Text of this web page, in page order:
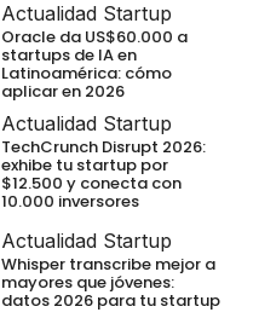
Actualidad Startup
Oracle da US$60.000 a
startups de IA en
Latinoamérica: cómo
aplicar en 2026
Actualidad Startup
TechCrunch Disrupt 2026:
exhibe tu startup por
$12.500 y conecta con
10.000 inversores
Actualidad Startup
Whisper transcribe mejor a
mayores que jóvenes:
datos 2026 para tu startup